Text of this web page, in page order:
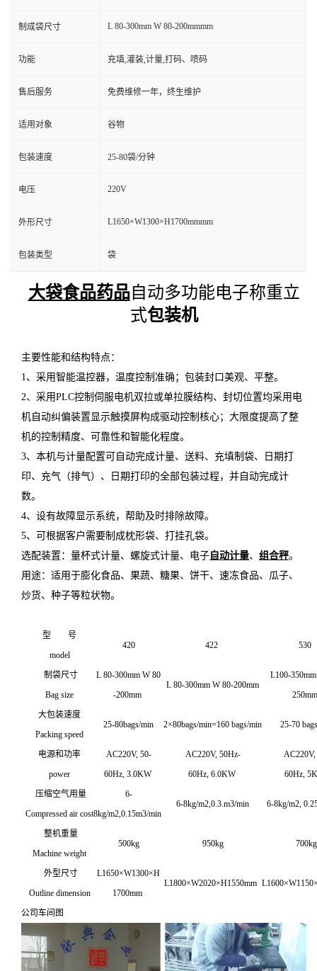
制成袋尺寸 L 80-300mm W 80-200mmmm
功能 充填,灌装,计量,打码、喷码
售后服务 免费维修一年，终生维护
适用对象 谷物
包装速度 25-80袋/分钟
电压 220V
外形尺寸 L1650×W1300×H1700mmmm
包装类型 袋
大袋食品药品自动多功能电子称重立
式包装机
主要性能和结构特点：
1、采用智能温控器，温度控制准确；包装封口美观、平整。
2、采用PLC控制伺服电机双拉或单拉膜结构、封切位置均采用电
机自动纠偏装置显示触摸屏构成驱动控制核心；大限度提高了整
机的控制精度、可靠性和智能化程度。
3、本机与计量配置可自动完成计量、送料、充填制袋、日期打
印、充气（排气）、日期打印的全部包装过程，并自动完成计
数。
4、设有故障显示系统，帮助及时排除故障。
5、可根据客户需要制成枕形袋、打挂孔袋。
选配装置：量杯式计量、螺旋式计量、电子 自动计量、 组合秤。
用途：适用于膨化食品、果蔬、糖果、饼干、速冻食品、瓜子、
炒货、种子等粒状物。
型 号
model
420 422 530
制袋尺寸
Bag size
L 80-300mm W 80
-200mm
L 80-300mm W 80-200mm
L100-
大包装速度
Packing speed
25-80bags/min 2×80bags/min=160 bags/min 25-70
电源和功率
power
AC220V, 50-
60Hz, 3.0KW
AC220V, 50Hz-
60Hz, 6.0KW
AC220V,
60Hz,
压缩空气用量
Compressed air cost
6-
8kg/m2,0.15m3/min
6-8kg/m2,0.3.m3/min 6-8kg/m2,
整机重量
Machine weight
500kg 950kg 700kg
外型尺寸
Outline dimension
L1650×W1300×H
1700mm
L1800×W2020×H1550mm
公司车间图